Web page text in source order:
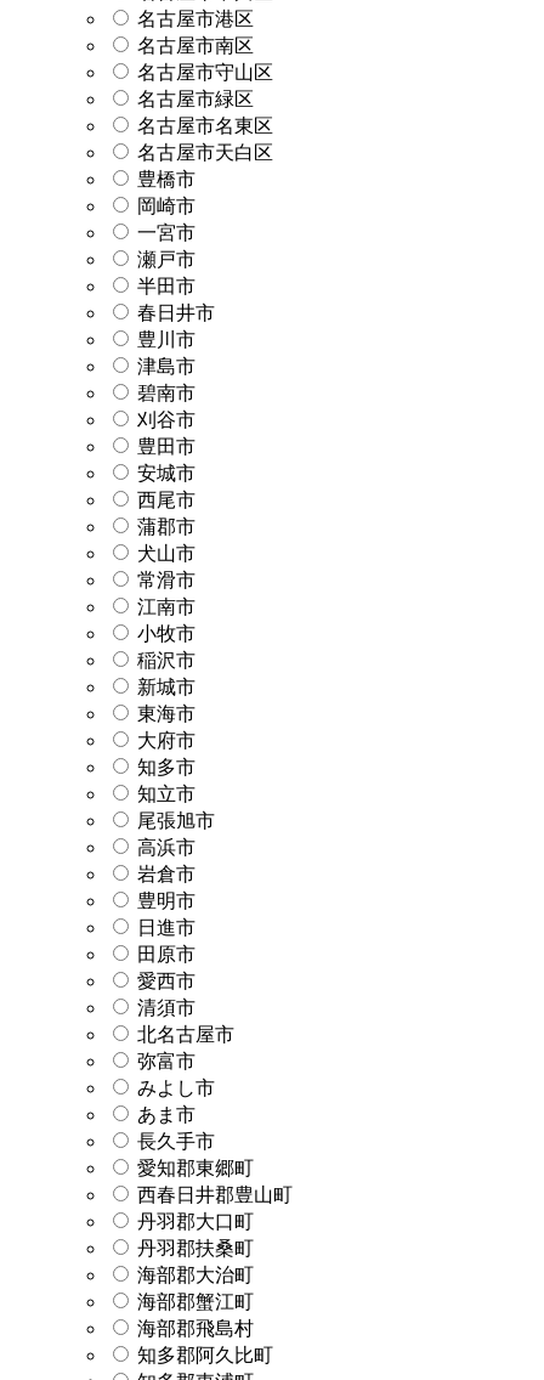
名古屋市港区
名古屋市南区
名古屋市守山区
名古屋市緑区
名古屋市名東区
名古屋市天白区
豊橋市
岡崎市
一宮市
瀬戸市
半田市
春日井市
豊川市
津島市
碧南市
刈谷市
豊田市
安城市
西尾市
蒲郡市
犬山市
常滑市
江南市
小牧市
稲沢市
新城市
東海市
大府市
知多市
知立市
尾張旭市
高浜市
岩倉市
豊明市
日進市
田原市
愛西市
清須市
北名古屋市
弥富市
みよし市
あま市
長久手市
愛知郡東郷町
西春日井郡豊山町
丹羽郡大口町
丹羽郡扶桑町
海部郡大治町
海部郡蟹江町
海部郡飛島村
知多郡阿久比町